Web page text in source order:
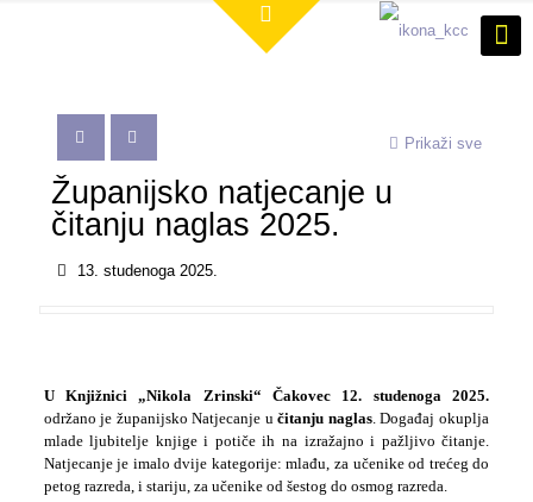
Prikaži sve
Županijsko natjecanje u
čitanju naglas 2025.
13. studenoga 2025.
U Knjižnici „Nikola Zrinski“ Čakovec 12. studenoga 2025.
održano je županijsko Natjecanje učitanju naglas. Događaj okuplja
mlade ljubitelje knjige i potiče ih na izražajno i pažljivo čitanje.
Natjecanje je imalo dvije kategorije: mlađu, za učenike od trećeg do
petog razreda, i stariju, za učenike od šestog do osmog razreda.